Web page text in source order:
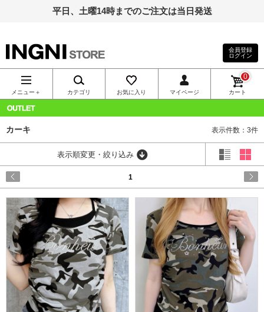
平日、土曜14時までのご注文は当日発送
INGNI（イン
グ）公式通
販｜INGNI
STORE
会員登録
ログイン
メニュー＋ カテゴリ お気に入り マイページ カート
0
カーキ 表示件数：3件
表示順変更・絞り込み
1